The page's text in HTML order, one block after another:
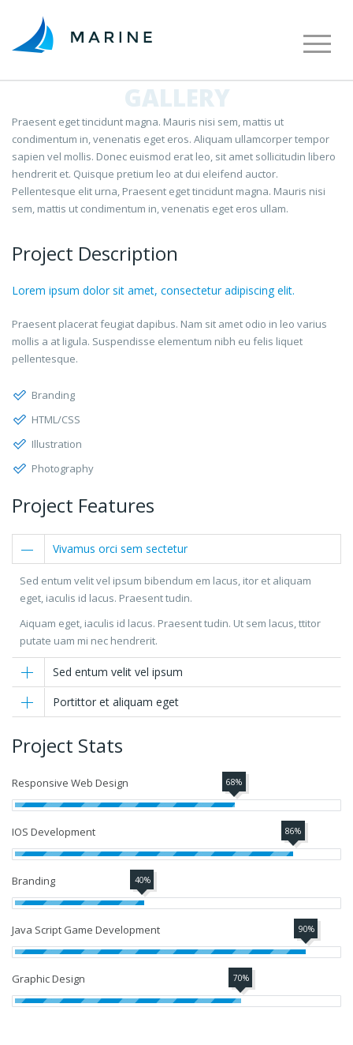
GALLERY
Praesent eget tincidunt magna. Mauris nisi sem, mattis ut
condimentum in, venenatis eget eros. Aliquam ullamcorper tempor
sapien vel mollis. Donec euismod erat leo, sit amet sollicitudin libero
hendrerit et. Quisque pretium leo at dui eleifend auctor.
Pellentesque elit urna, Praesent eget tincidunt magna. Mauris nisi
sem, mattis ut condimentum in, venenatis eget eros ullam.
Project Description
Lorem ipsum dolor sit amet, consectetur adipiscing elit.
Praesent placerat feugiat dapibus. Nam sit amet odio in leo varius
mollis a at ligula. Suspendisse elementum nibh eu felis liquet
pellentesque.
Branding
HTML/CSS
Illustration
Photography
Project Features
Vivamus orci sem sectetur
Sed entum velit vel ipsum bibendum em lacus, itor et aliquam
eget, iaculis id lacus. Praesent tudin.
Aiquam eget, iaculis id lacus. Praesent tudin. Ut sem lacus, ttitor
putate uam mi nec hendrerit.
Sed entum velit vel ipsum
Portittor et aliquam eget
Project Stats
Responsive Web Design 68%
IOS Development 86%
Branding 40%
Java Script Game Development 90%
Graphic Design 70%